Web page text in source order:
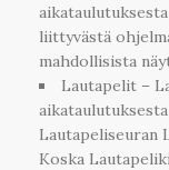
liittyvästä
mahdollisista
Lautapelit –
Lautapeliseuran
Koska